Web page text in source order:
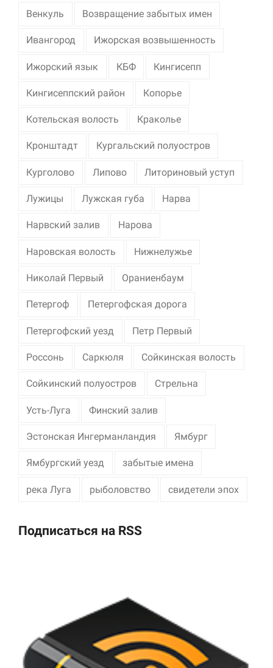
Венкуль Возвращение забытых имен
Ивангород Ижорская возвышенность
Ижорский язык КБФ Кингисепп
Кингисеппский район Копорье
Котельская волость Краколье
Кронштадт Кургальский полуостров
Курголово Липово Литориновый уступ
Лужицы Лужская губа Нарва
Нарвский залив Нарова
Наровская волость Нижнелужье
Николай Первый Ораниенбаум
Петергоф Петергофская дорога
Петергофский уезд Петр Первый
Россонь Саркюля Сойкинская волость
Сойкинский полуостров Стрельна
Усть-Луга Финский залив
Эстонская Ингерманландия Ямбург
Ямбургский уезд забытые имена
река Луга рыболовство свидетели эпох
Подписаться на RSS